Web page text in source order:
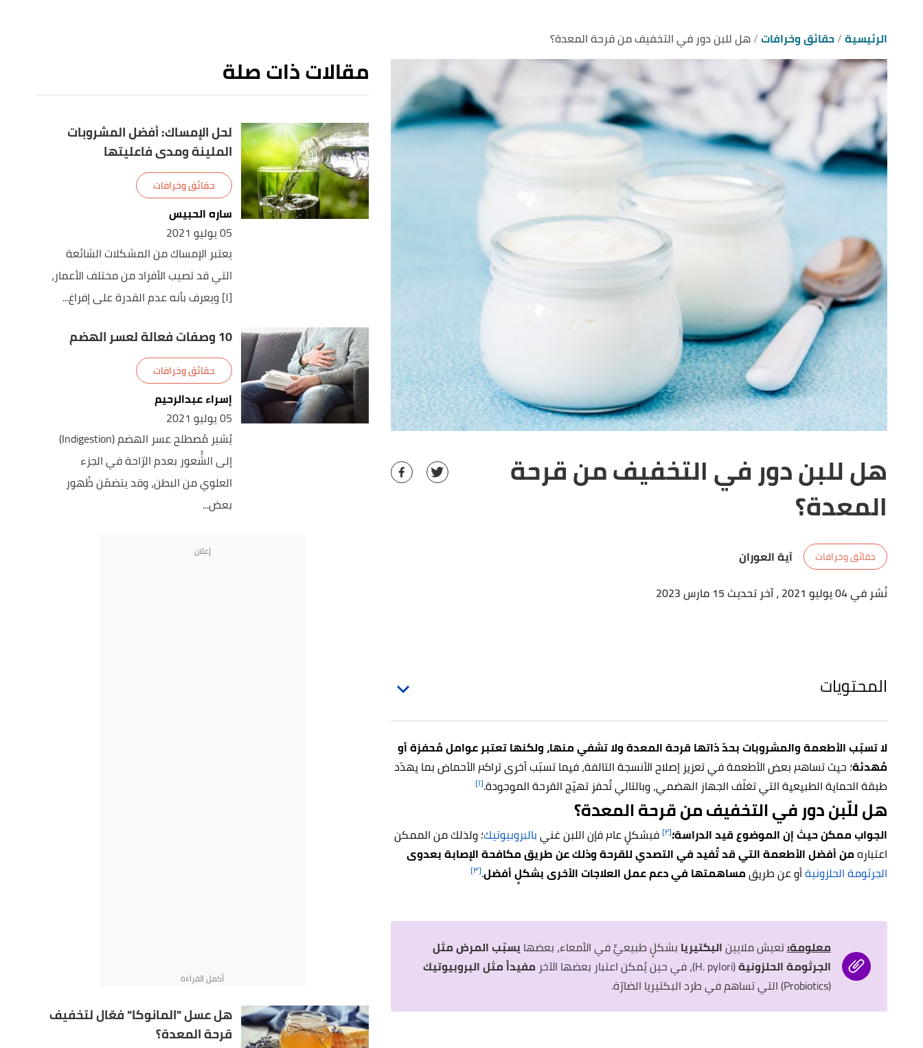
الرئيسية حقائق وخرافات هل للبن دور في التخفيف من قرحة المعدة؟
هل للبن دور في التخفيف من قرحة
المعدة؟
حقائق وخرافات
آية العوران
نُشر في 04 يوليو 2021
، آخر تحديث 15 مارس 2023
المحتويات
لا تسبّب الأطعمة والمشروبات بحدّ ذاتها قرحة المعدة ولا تشفي منها، ولكنها تعتبر عوامل مُحفزة أو
مُهدئة؛ حيث تساهم بعض الأطعمة في تعزيز إصلاح الأنسجة التالفة، فيما تسبّب أخرى تراكم الأحماض بما يهدّد
طبقة الحماية الطبيعية التي تغلّف الجهاز الهضمي، وبالتالي تُحفز تهيّج القرحة الموجودة.[١]
هل للّبن دور في التخفيف من قرحة المعدة؟
الجواب ممكن حيث إن الموضوع قيد الدراسة؛[٢] فبشكلٍ عام فإن اللبن غنيبالبروبيوتيك؛ ولذلك من الممكن
اعتبارهمن أفضل الأطعمة التي قد تُفيد في التصدي للقرحة وذلك عن طريق مكافحة الإصابة بعدوى
الجرثومة الحلزونيةأو عن طريقمساهمتها في دعم عمل العلاجات الأخرى بشكلٍ أفضل.[٣]
معلومة:تعيش ملايينالبكتيريا بشكلٍ طبيعيٍّ في الأمعاء، بعضهايسبّب المرض مثل
الجرثومة الحلزونية(H. pylori)، في حين يُمكن اعتبار بعضها الآخر
مفيداً مثل البروبيوتيك
(Probiotics) التي تساهم في طرد البكتيريا الضارّة.
مقالات ذات صلة
لحل الإمساك: أفضل المشروبات
الملينة ومدى فاعليتها
حقائق وخرافات
ساره الحبيس
05 يوليو 2021
يعتبر الإمساك من المشكلات الشائعة
التي قد تصيب الأفراد من مختلف الأعمار،
[١] ويعرف بأنه عدم القدرة على إفراغ...
10 وصفات فعالة لعسر الهضم
حقائق وخرافات
إسراء عبدالرحيم
05 يوليو 2021
يُشير مُصطلح عسر الهضم (Indigestion)
إلى الشُّعور بعدم الرّاحة في الجزء
العلوي من البطن، وقد يتضمّن ظُهور
بعض...
هل عسل "المانوكا" فعّال لتخفيف
قرحة المعدة؟